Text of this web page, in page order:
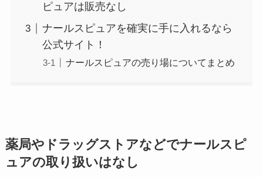
ピュアは販売なし
ナールスピュアを確実に手に入れるなら
公式サイト！
ナールスピュアの売り場についてまとめ
薬局やドラッグストアなどでナールスピ
ュアの取り扱いはなし